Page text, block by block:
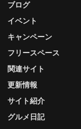
更新情報
サイト紹介
グルメ日記
ブログ
イベント
キャンペーン
フリースペース
関連サイト